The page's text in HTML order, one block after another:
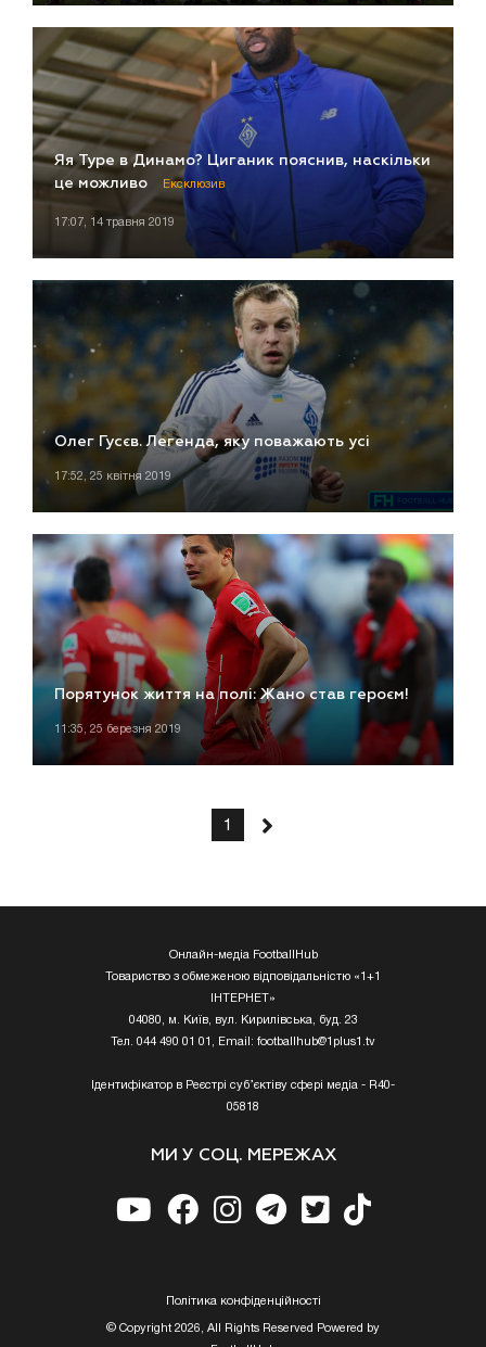
Яя Туре в Динамо? Циганик пояснив, наскільки
це можливо
Ексклюзив
17:07, 14 травня 2019
Олег Гусєв. Легенда, яку поважають усі
17:52, 25 квітня 2019
Порятунок життя на полі: Жано став героєм!
11:35, 25 березня 2019
1
Онлайн-медіа FootballHub
Товариство з обмеженою відповідальністю «1+1
ІНТЕРНЕТ»
04080, м. Київ, вул. Кирилівська, буд. 23
Тел. 044 490 01 01, Email: footballhub@1plus1.tv
Ідентифікатор в Реєстрі суб’єктіву сфері медіа - R40-
05818
МИ У СОЦ. МЕРЕЖАХ
Полiтика конфiденцiйностi
© Copyright 2026, All Rights Reserved Powered by